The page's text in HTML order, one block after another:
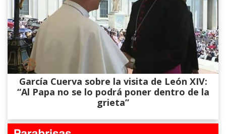
García Cuerva sobre la visita de León XIV:
“Al Papa no se lo podrá poner dentro de la
grieta”